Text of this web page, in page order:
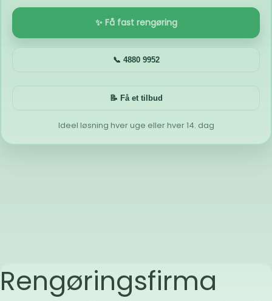
✨ Få fast rengøring
📞 4880 9952
📝 Få et tilbud
Ideel løsning hver uge eller hver 14. dag
Rengøringsfirma